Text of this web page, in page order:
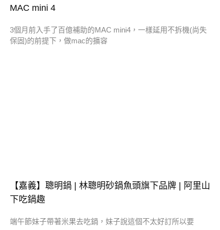
MAC mini 4
3個月前入手了百億補助的MAC mini4，一樣延用不拆機(尚失
保固)的前提下，做mac的擴容
【嘉義】聰明鍋 | 林聰明砂鍋魚頭旗下品牌 | 阿里山
下吃鍋趣
端午節妹子帶著米果去吃鍋，妹子說這個不太好訂所以要